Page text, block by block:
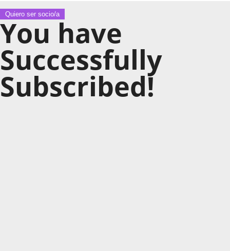
Quiero ser socio/a
You have
Successfully
Subscribed!